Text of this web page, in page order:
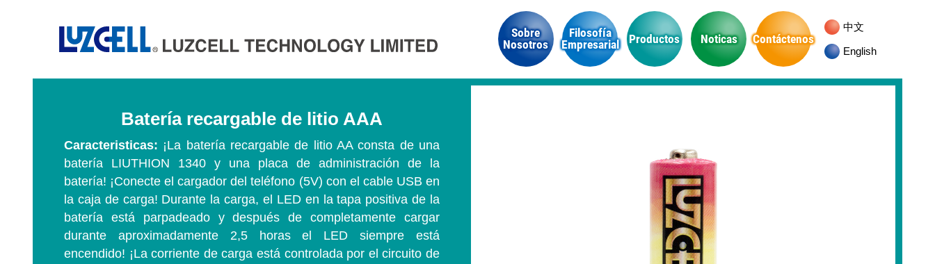
Sobre
Nosotros
Filosofía
Empresarial
Productos Noticas Contáctenos
中文
English
Batería recargable de litio AAA
Caracteristicas: ¡La batería recargable de litio AA consta de una
batería LIUTHION 1340 y una placa de administración de la
batería! ¡Conecte el cargador del teléfono (5V) con el cable USB en
la caja de carga! Durante la carga, el LED en la tapa positiva de la
batería está parpadeado y después de completamente cargar
durante aproximadamente 2,5 horas el LED siempre está
encendido! ¡La corriente de carga está controlada por el circuito de